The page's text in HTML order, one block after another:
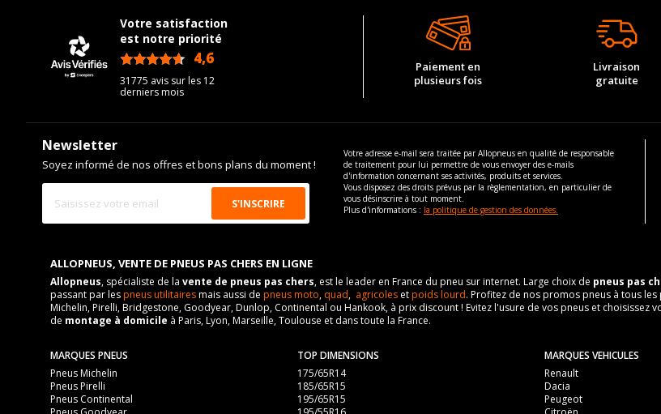
Votre satisfaction
est notre priorité
4,6
31775 avis sur les 12
derniers mois
Paiement en
plusieurs fois
Livraison
gratuite
Newsletter
Soyez informé de nos offres et bons plans du moment !
Votre adresse e-mail sera traitée par Allopneus en qualité de responsable
de traitement pour lui permettre de vous envoyer des e-mails
d'information concernant ses activités, produits et services.
Vous disposez des droits prévus par la règlementation, en particulier de
vous désinscrire à tout moment.
Plus d'informations : la politique de gestion des données.
ALLOPNEUS, VENTE DE PNEUS PAS CHERS EN LIGNE
Allopneus, spécialiste de la vente de pneus pas chers, est le leader en France du pneu sur internet. Large choix de pneus pas
passant par lespneus utilitairesmais aussi de pneus moto, quad, agricoles etpoids lourd. Profitez de nos promos pneus à tous les
Michelin, Pirelli, Bridgestone, Goodyear, Dunlop, Continental ou Hankook, à prix discount ! Evitez l'usure de vos pneus et choisissez
de montage à domicile à Paris, Lyon, Marseille, Toulouse et dans toute la France.
MARQUES PNEUS
Pneus Michelin
Pneus Pirelli
Pneus Continental
TOP DIMENSIONS
175/65R14
185/65R15
195/65R15
MARQUES VEHICULES
Renault
Dacia
Peugeot